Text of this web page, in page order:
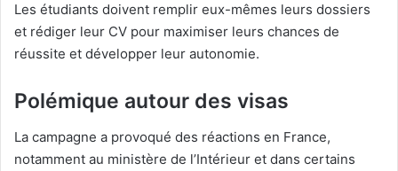
Les étudiants doivent remplir eux-mêmes leurs dossiers
et rédiger leur CV pour maximiser leurs chances de
réussite et développer leur autonomie.
Polémique autour des visas
La campagne a provoqué des réactions en France,
notamment au ministère de l’Intérieur et dans certains